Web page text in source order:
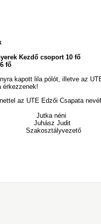
Kezdő csoport 10 fő
fő
kapott lila pólót, illetve az
érkezzenek!
az UTE Edzői Csapata
Jutka néni
Juhász Judit
Szakosztályvezető